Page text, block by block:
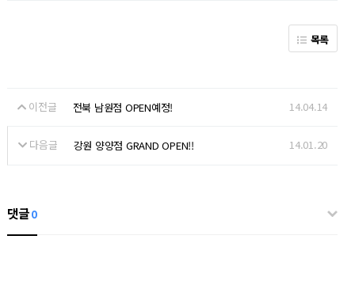
목록
이전글 전북 남원점 OPEN예정! 14.04.14
다음글 강원 양양점 GRAND OPEN!! 14.01.20
댓글0